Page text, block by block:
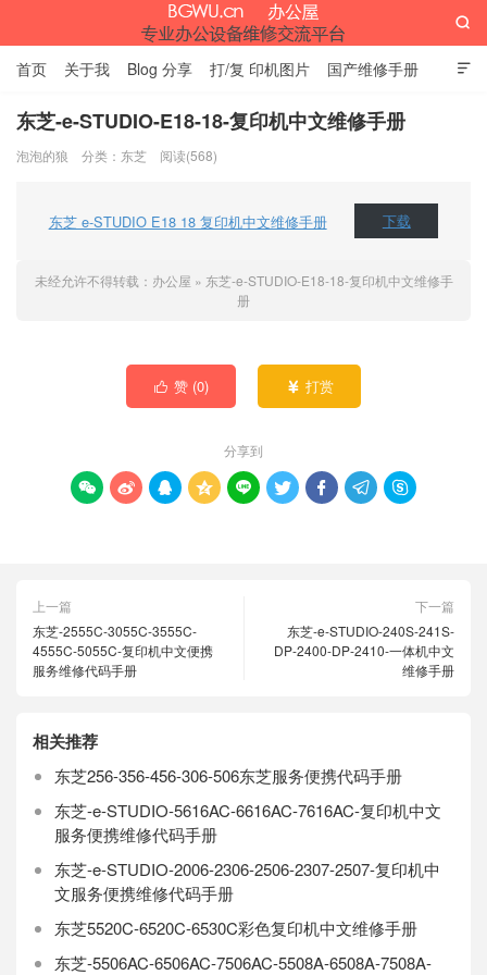

首页 关于我 Blog 分享 打/复 印机图片 国产维修手册
外资维修手册 伊萨网址大全 办公设备网页名片 留言板

东芝-e-STUDIO-E18-18-复印机中文维修手册
泡泡的狼 分类： 东芝 阅读(568)
东芝 e-STUDIO E18 18 复印机中文维修手册 下载
未经允许不得转载： 办公屋 » 东芝-e-STUDIO-E18-18-复印机中文维修手
册
 赞 (0)  打赏
分享到
        
上一篇
东芝-2555C-3055C-3555C-
4555C-5055C-复印机中文便携
服务维修代码手册
下一篇
东芝-e-STUDIO-240S-241S-
DP-2400-DP-2410-一体机中文
维修手册
相关推荐
东芝256-356-456-306-506东芝服务便携代码手册
东芝-e-STUDIO-5616AC-6616AC-7616AC-复印机中文
服务便携维修代码手册
东芝-e-STUDIO-2006-2306-2506-2307-2507-复印机中
文服务便携维修代码手册
东芝5520C-6520C-6530C彩色复印机中文维修手册
东芝-5506AC-6506AC-7506AC-5508A-6508A-7508A-